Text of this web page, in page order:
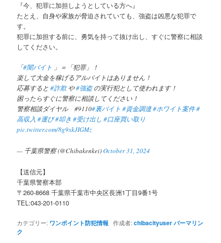
『今、犯罪に加担しようとしている方へ』
たとえ、自身や家族が脅迫されていても、強盗は凶悪な犯罪で
す。
犯罪に加担する前に、勇気を持って抜け出し、すぐに警察に相談
してください。
「#闇バイト 」＝「犯罪」！
楽して大金を稼げるアルバイトはありません！
応募すると#詐欺や#強盗の実行犯として使われます！
困ったらすぐに警察に相談してください！
警察相談ダイヤル #9110#裏バイト #資金調達#ホワイト案件#
高収入 #運び#叩き #受け出し #口座買い取り
pic.twitter.com/8g9xkJIGMz
— 千葉県警察 (@Chibakenkei)October 31, 2024
【送信元】
千葉県警察本部
〒260-8668 千葉県千葉市中央区長洲1丁目9番1号
TEL:043-201-0110
カテゴリー: ワンポイント防犯情報 作成者:chibacityuserパーマリン
ク